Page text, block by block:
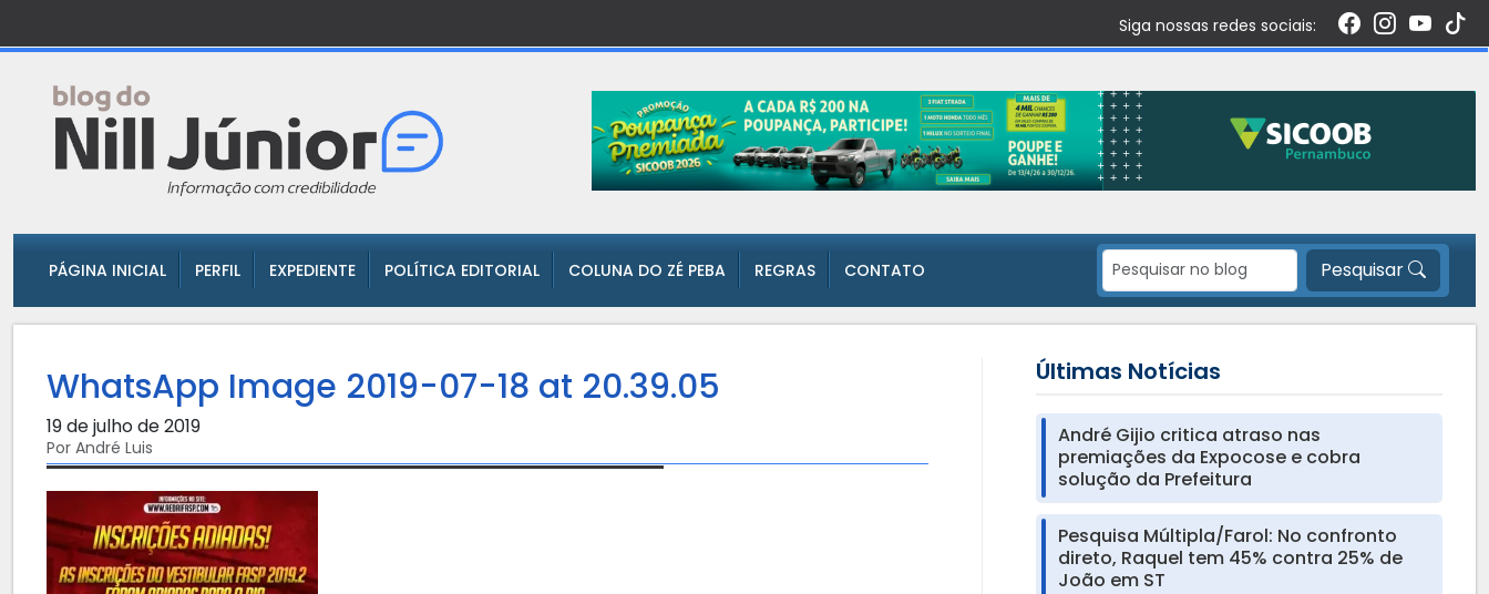
Siga nossas redes sociais:
PÁGINA INICIAL PERFIL EXPEDIENTE POLÍTICA EDITORIAL COLUNA DO ZÉ PEBA REGRAS CONTATO Pesquisar
WhatsApp Image 2019-07-18 at 20.39.05
19 de julho de 2019
Por André Luis
Últimas Notícias
André Gijio critica atraso nas
premiações da Expocose e cobra
solução da Prefeitura
Pesquisa Múltipla/Farol: No confronto
direto, Raquel tem 45% contra 25% de
João em ST